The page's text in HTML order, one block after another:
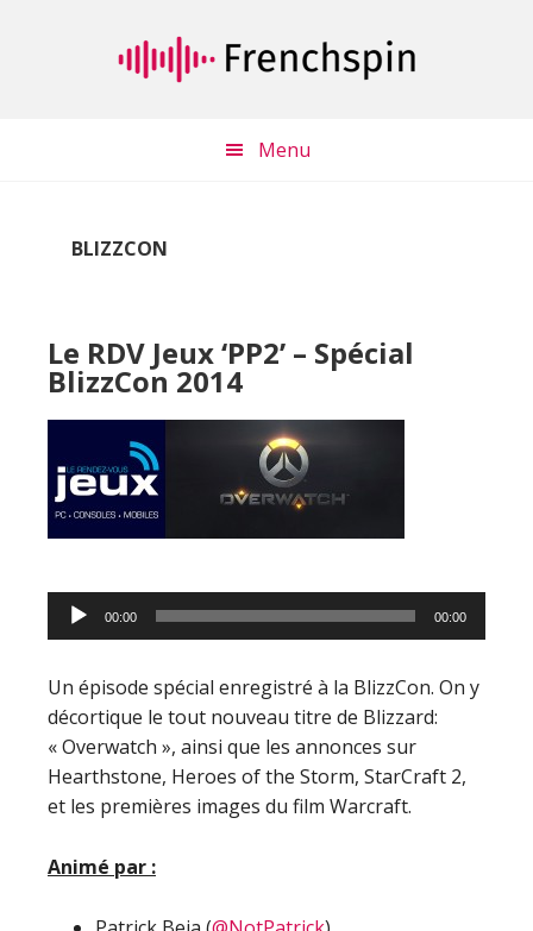
Menu
BLIZZCON
Le RDV Jeux ‘PP2’ – Spécial
BlizzCon 2014
Lecteur
audio
00:00 00:00
Un épisode spécial enregistré à la BlizzCon. On y
décortique le tout nouveau titre de Blizzard:
« Overwatch », ainsi que les annonces sur
Hearthstone, Heroes of the Storm, StarCraft 2,
et les premières images du film Warcraft.
Animé par :